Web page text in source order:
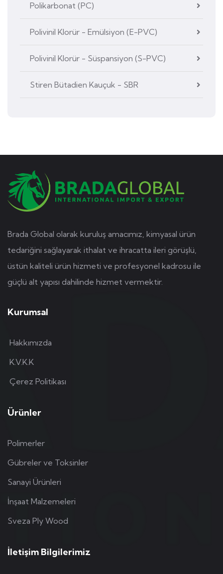
Polikarbonat (PC)
Polivinil Klorür - Emülsiyon (E-PVC)
Polivinil Klorür - Süspansiyon (S-PVC)
Stiren Bütadien Kauçuk - SBR
Brada Global olarak kuruluş amacımız, kimyasal ürün
tedariğini sağlayarak ithalat ve ihracatta ileri görüşlü,
üstün kaliteli ürün hizmeti ve profesyonel kadrosu ile
güçlü alt yapısı dahilinde hizmet vermektir.
Kurumsal
Hakkımızda
K.V.K.K
Çerez Politikası
Ürünler
Polimerler
Gübreler ve Toksinler
Sanayi Ürünleri
İnşaat Malzemeleri
Sveza Ply Wood
İletişim Bilgilerimiz